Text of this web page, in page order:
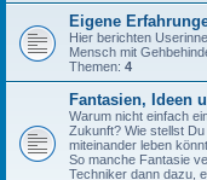
Eigene
Hier berichten
Mensch mit
Themen: 4
Fantasien, Ideen
Warum nicht einfach
Zukunft? Wie stellst
miteinander leben
So manche Fantasie
Techniker dann dazu,